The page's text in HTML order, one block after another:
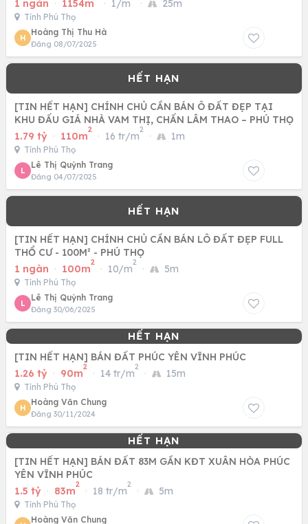
1 ngàn · 1154m · 1/m · 25m
Tỉnh Phú Thọ
H
Hoàng Thị Thu Hà
Đăng 08/07/2025
[TIN HẾT HẠN] CHÍNH CHỦ CẦN BÁN Ô ĐẤT ĐẸP TẠI
KHU ĐẤU GIÁ NHÀ VAM THỊ, CHẤN LÂM THAO – PHÚ THỌ
1.79 tỷ · 110m
2
· 16 tr/m
2
· 1m
Tỉnh Phú Thọ
L
Lê Thị Quỳnh Trang
Đăng 04/07/2025
[TIN HẾT HẠN] CHÍNH CHỦ CẦN BÁN LÔ ĐẤT ĐẸP FULL
THỔ CƯ - 100M² - PHÚ THỌ
1 ngàn · 100m
2
· 10/m
2
· 5m
Tỉnh Phú Thọ
L
Lê Thị Quỳnh Trang
Đăng 30/06/2025
[TIN HẾT HẠN] BÁN ĐẤT PHÚC YÊN VĨNH PHÚC
1.26 tỷ · 90m
2
· 14 tr/m
2
· 15m
Tỉnh Phú Thọ
H
Hoàng Văn Chung
Đăng 30/11/2024
[TIN HẾT HẠN] BÁN ĐẤT 83M GẦN KĐT XUÂN HÒA PHÚC
YÊN VĨNH PHÚC
1.5 tỷ · 83m
2
· 18 tr/m
2
· 5m
Tỉnh Phú Thọ
Hoàng Văn Chung